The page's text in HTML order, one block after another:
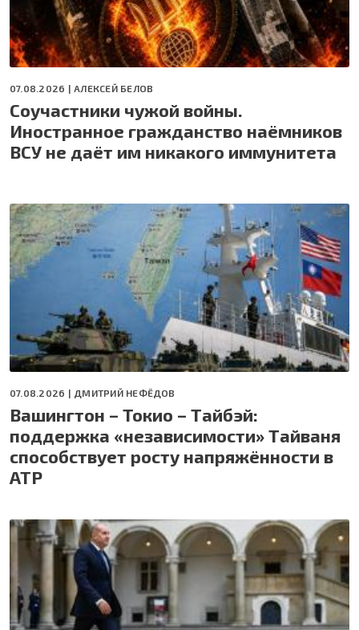
07.08.2026 |АЛЕКСЕЙ БЕЛОВ
Соучастники чужой войны.
Иностранное гражданство наёмников
ВСУ не даёт им никакого иммунитета
07.08.2026 | ДМИТРИЙ НЕФЁДОВ
Вашингтон – Токио – Тайбэй:
поддержка «независимости» Тайваня
способствует росту напряжённости в
АТР